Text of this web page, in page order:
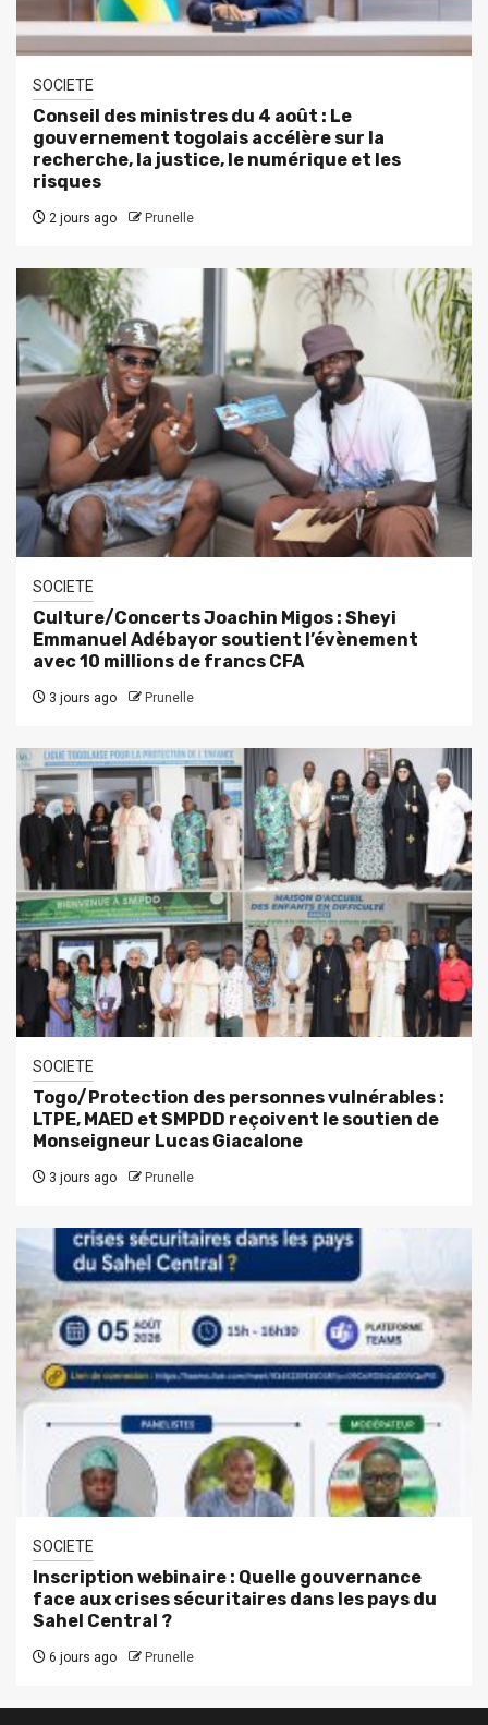
SOCIETE
Conseil des ministres du 4 août : Le
gouvernement togolais accélère sur la
recherche, la justice, le numérique et les
risques
2 jours ago Prunelle
SOCIETE
Culture/Concerts Joachin Migos : Sheyi
Emmanuel Adébayor soutient l’évènement
avec 10 millions de francs CFA
3 jours ago Prunelle
SOCIETE
Togo/Protection des personnes vulnérables :
LTPE, MAED et SMPDD reçoivent le soutien de
Monseigneur Lucas Giacalone
3 jours ago Prunelle
SOCIETE
Inscription webinaire : Quelle gouvernance
face aux crises sécuritaires dans les pays du
Sahel Central ?
6 jours ago Prunelle